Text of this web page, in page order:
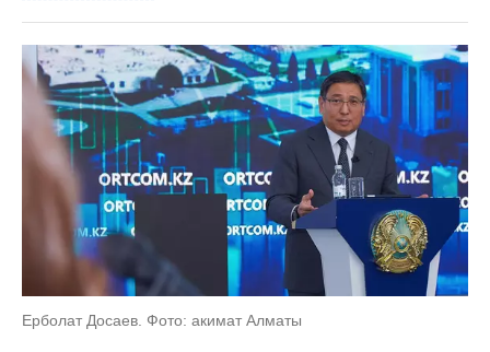
Ерболат Досаев. Фото: акимат Алматы